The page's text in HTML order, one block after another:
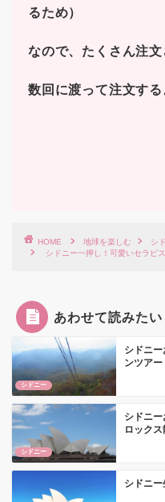
るため）
なので、たくさん注
数回に渡って注文する
HOME 地球を楽しむ
シ
シドニー一押し！可愛いセラピ
あわせて読みたい
シドニー
シドニ
ンツアー
シドニー
シドニ
ロック
シドニー